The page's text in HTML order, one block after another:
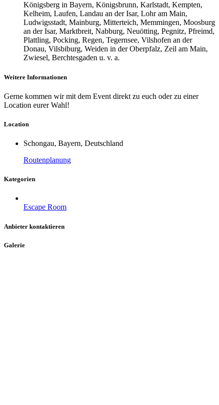
Königsberg in Bayern, Königsbrunn, Karlstadt, Kempten,
Kelheim, Laufen, Landau an der Isar, Lohr am Main,
Ludwigsstadt, Mainburg, Mitterteich, Memmingen, Moosburg
an der Isar, Marktbreit, Nabburg, Neuötting, Pegnitz, Pfreimd,
Plattling, Pocking, Regen, Tegernsee, Vilshofen an der
Donau, Vilsbiburg, Weiden in der Oberpfalz, Zeil am Main,
Zwiesel, Berchtesgaden u. v. a.
Weitere Informationen
Gerne kommen wir mit dem Event direkt zu euch oder zu einer
Location eurer Wahl!
Location
Schongau, Bayern, Deutschland
Routenplanung
Kategorien
Escape Room
Anbieter kontaktieren
Galerie